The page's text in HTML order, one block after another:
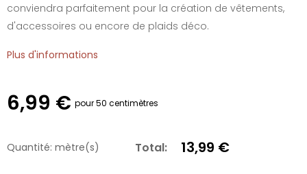
conviendra parfaitement pour la création de vêtements,
d'accessoires ou encore de plaids déco.
Plus d'informations
6,99 € pour 50 centimètres
Quantité: mètre(s) Total: 13,99 €